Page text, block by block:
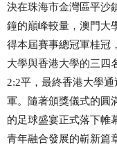
決在珠海市金灣區平沙
鐘的巔峰較量， 澳門大
得本屆賽事總冠軍桂冠 ，
大學與香港大學的三四
2:2平，最終香港大學通
軍。 隨著頒獎儀式的圓
的足球盛宴正式落下帷
青年融合發展的嶄新篇